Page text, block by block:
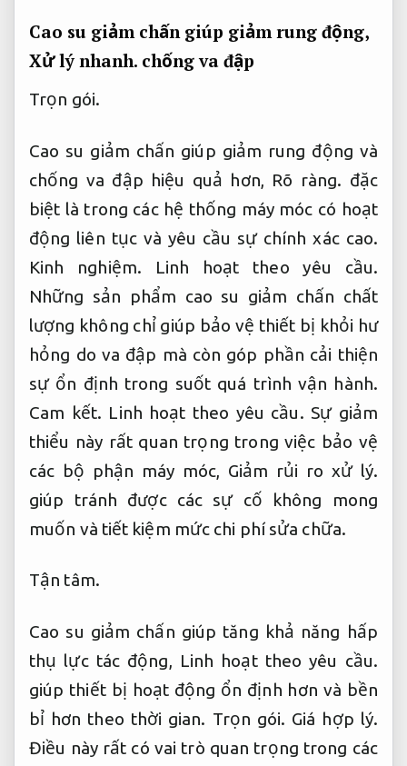
Cao su giảm chấn giúp giảm rung động,
Xử lý nhanh. chống va đập
Trọn gói.
Cao su giảm chấn giúp giảm rung động và
chống va đập hiệu quả hơn, Rõ ràng. đặc
biệt là trong các hệ thống máy móc có hoạt
động liên tục và yêu cầu sự chính xác cao.
Kinh nghiệm.
Linh hoạt theo yêu cầu.
Những sản phẩm cao su giảm chấn chất
lượng không chỉ giúp bảo vệ thiết bị khỏi hư
hỏng do va đập mà còn góp phần cải thiện
sự ổn định trong suốt quá trình vận hành.
Cam kết. Linh hoạt theo yêu cầu. Sự giảm
thiểu này rất quan trọng trong việc bảo vệ
các bộ phận máy móc, Giảm rủi ro xử lý.
giúp tránh được các sự cố không mong
muốn và tiết kiệm mức chi phí sửa chữa.
Tận tâm.
Cao su giảm chấn giúp tăng khả năng hấp
thụ lực tác động, Linh hoạt theo yêu cầu.
giúp thiết bị hoạt động ổn định hơn và bền
bỉ hơn theo thời gian. Trọn gói. Giá hợp lý.
Điều này rất có vai trò quan trọng trong các